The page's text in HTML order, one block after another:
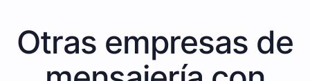
Otras empresas de